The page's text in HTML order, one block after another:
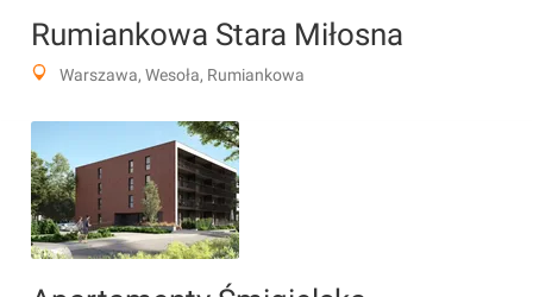
Rumiankowa Stara Miłosna
Warszawa, Wesoła, Rumiankowa